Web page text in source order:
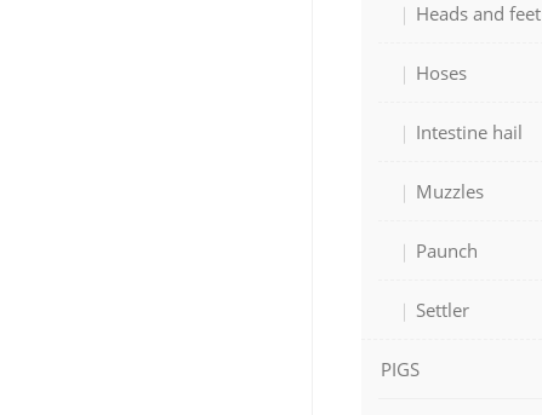
Heads and feet
Hoses
Intestine hail
Muzzles
Paunch
Settler
PIGS